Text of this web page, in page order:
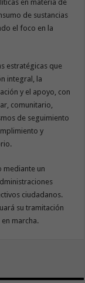
en materia de
de sustancias
el foco en la
estratégicas que
integral, la
y el apoyo, con
comunitario,
de seguimiento
y
mediante un
ciudadanos.
su tramitación
marcha.